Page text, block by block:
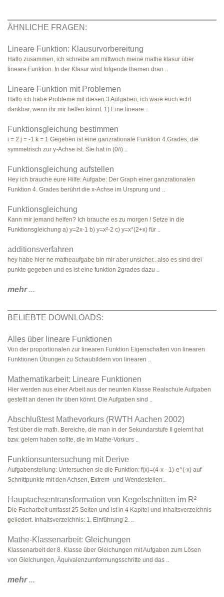
ÄHNLICHE FRAGEN:
Lineare Funktion: Klausurvorbereitung
Hallo zusammen, ich schreibe am mittwoch meine mathe klasur über
lineare Funktion. In der Klasur wird folgende themen dran ..
Lineare Funktion mit Problemen
Hallo ich habe Probleme mit diesen 3 Aufgaben, ich wäre euch echt
dankbar, wenn ihr mir helfen könnt. 1) Eine lineare ..
Funktionsgleichung bestimmen
i = 2 j = -1 k = 1 Gegeben ist eine ganzrationale Funktion 4.Grades, die
symmetrisch zur y-Achse ist. Sie hat in (0/i) ..
Funktionsgleichung aufstellen
Hey ich brauche eure Hilfe: Aufgabe: Der Graph einer ganzrationalen
Funktion 4. Grades berührt die x-Achse im Ursprung und ..
Funktionsgleichung
Kann mir jemand helfen? Ich brauche es zu morgen ! Setze in die
Funktionsgleichung a) y=2x-1 b) y=x²-2 c) y=x*(2+x) für ..
additionsverfahren
hey habe hier ne matheaufgabe bin mir aber unsicher.. also es sind drei
punkte gegeben und es ist eine funktion 2grades dazu ..
mehr...
BELIEBTE DOWNLOADS:
Alles über lineare Funktionen
Von der proportionalen zur linearen Funktion Eigenschaften von linearen
Funktionen Übungen zu Schaubildern von linearen ..
Mathematikarbeit: Lineare Funktionen
Hier werden aus einer Arbeit aus der neunten Klasse Realschule Aufgaben
gestellt an denen ihr üben könnt. Die Aufgaben sind ..
Abschlußtest Mathevorkurs (RWTH Aachen 2002)
Test über die math. Bereiche, die man in der Sekundarstufe II gelernt hat
bzw. gelern haben sollte, die im Mathe-Vorkurs ..
Funktionsuntersuchung mit Derive
Aufgabenstellung: Untersuchen sie die Funktion: f(x)=(4·x - 1)·e^(-x) auf
Schnittpunkte mit den Achsen, Extrem- und Wendestellen..
Hauptachsentransformation von Kegelschnitten im R²
Die Facharbeit umfasst 25 Seiten und ist in 4 Kapitel und Inhaltsverzeichnis
geliedert. Inhaltsverzeichnis: 1. Einführung 2. ..
Mathe-Klassenarbeit: Gleichungen
Klassenarbeit der 8. Klasse über Gleichungen mit Aufgaben zum Lösen
von Gleichungen, Äquivalenzumformungsschritte und das ..
mehr...